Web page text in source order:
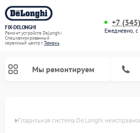
FIX-DELONGHI
Ремонт устройств DeLonghi
Специализированный
cервисный центр г.Тюмень
+7
Ежедневно,
Мы ремонтируем
Гладильная система DeLonghi